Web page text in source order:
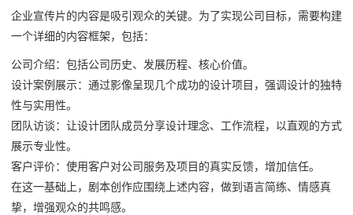
企业宣传片的内容是吸引观众的关键。为了实现公司目标，需要构建
一个详细的内容框架，包括：
公司介绍：包括公司历史、发展历程、核心价值。
设计案例展示：通过影像呈现几个成功的设计项目，强调设计的独特
性与实用性。
团队访谈：让设计团队成员分享设计理念、工作流程，以直观的方式
展示专业性。
客户评价：使用客户对公司服务及项目的真实反馈，增加信任。
在这一基础上，剧本创作应围绕上述内容，做到语言简练、情感真
挚，增强观众的共鸣感。